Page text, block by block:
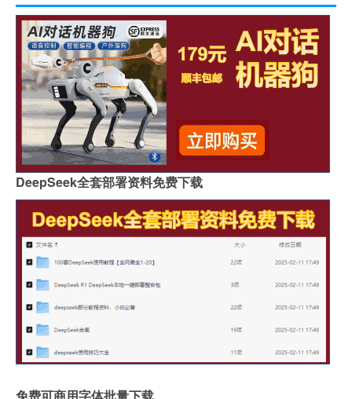
DeepSeek全套部署资料免费下载